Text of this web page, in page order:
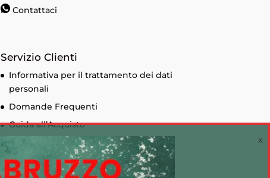
Contattaci
Servizio Clienti
Informativa per il trattamento dei dati
personali
Domande Frequenti
Guida all’Acquisto
Condizioni di vendita
Informativa sui Cookie